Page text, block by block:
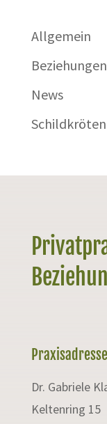
Allgemein
Beziehungen
News
Schildkröten
Praxisadresse
Dr. Gabriele
Keltenring 15